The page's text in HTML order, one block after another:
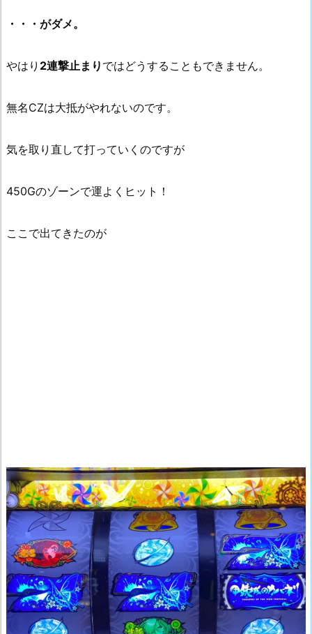
・・・がダメ。
やはり 2連撃止まり ではどうすることもできません。
無名CZは大抵がやれないのです。
気を取り直して打っていくのですが
450Gのゾーンで運よくヒット！
ここで出てきたのが